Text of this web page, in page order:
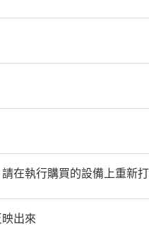
在執行購買的設備上重新
出來